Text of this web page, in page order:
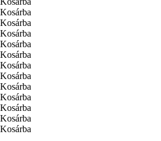
Kosárba
Kosárba
Kosárba
Kosárba
Kosárba
Kosárba
Kosárba
Kosárba
Kosárba
Kosárba
Kosárba
Kosárba